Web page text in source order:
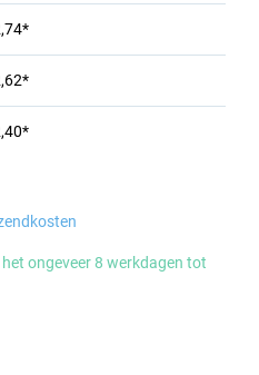
ongeveer 8 werkdagen tot